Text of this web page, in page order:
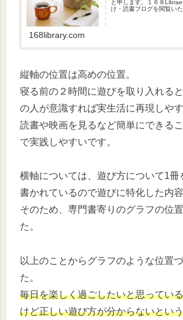
と申します。１６８
け・読書ブログを閲覧い
168library.com
縦軸の位置は高めの位置。
寝る前の２時間に遊びを取り入れる
の人が意識すれば実生活に再現しやす
読書や映画を見るなど簡単にできる
で実践しやすいです。
横軸については、遊び方について1冊
書かれているので遊びに特化した内容
そのため、専門書寄りのグラフの位
た。
以上のことからグラフのような位置
た。
毎日を楽しく過ごしたいと思ってい
けど正しい遊び方が分からないとい